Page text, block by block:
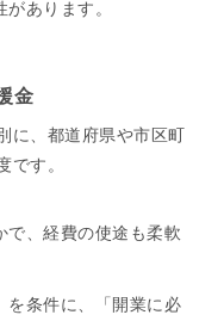
あります。
金
に、都道府県や市区町
す。
で、経費の使途も柔軟
を条件に、「開業に必